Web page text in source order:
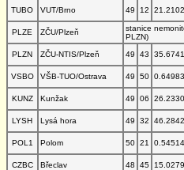
TUBO
VUT/Brno 49 12
PLZE
ZČU/Plzeň
stanice
PLZN)
PLZN
ZČU-NTIS/Plzeň 49 43
VSBO
VŠB-TUO/Ostrava 49 50 0.64983
KUNZ
Kunžak 49 06
LYSH
Lysá hora 49 32
POL1
Polom 50 21 0.54514
CZBC
Břeclav 48 45